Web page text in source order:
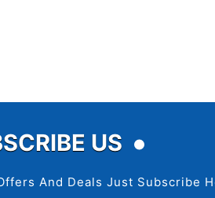
US
And Deals Just Subscribe